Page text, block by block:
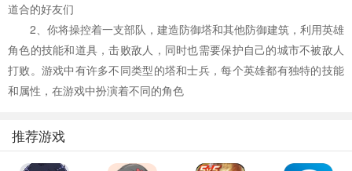
道合的好友们
2、你将操控着一支部队，建造防御塔和其他防御建筑，利用英雄
角色的技能和道具，击败敌人，同时也需要保护自己的城市不被敌人
打败。游戏中有许多不同类型的塔和士兵，每个英雄都有独特的技能
和属性，在游戏中扮演着不同的角色
推荐游戏